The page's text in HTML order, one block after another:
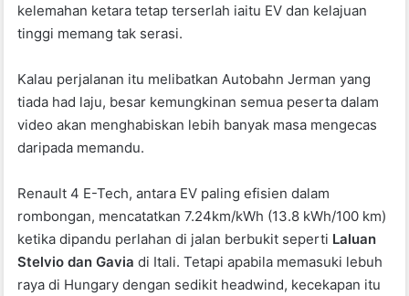
kelemahan ketara tetap terserlah iaitu EV dan kelajuan
tinggi memang tak serasi.
Kalau perjalanan itu melibatkan Autobahn Jerman yang
tiada had laju, besar kemungkinan semua peserta dalam
video akan menghabiskan lebih banyak masa mengecas
daripada memandu.
Renault 4 E-Tech, antara EV paling efisien dalam
rombongan, mencatatkan 7.24km/kWh (13.8 kWh/100 km)
ketika dipandu perlahan di jalan berbukit seperti Laluan
Stelvio dan Gavia di Itali. Tetapi apabila memasuki lebuh
raya di Hungary dengan sedikit headwind, kecekapan itu